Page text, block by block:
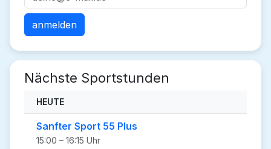
Nächste Sportstunden
HEUTE
Sanfter Sport 55 Plus
15:00 – 16:15 Uhr